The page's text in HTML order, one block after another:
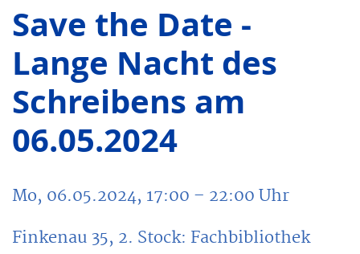
Save the Date -
Lange Nacht des
Schreibens am
06.05.2024
Mo, 06.05.2024, 17:00 – 22:00 Uhr
Finkenau 35, 2. Stock: Fachbibliothek